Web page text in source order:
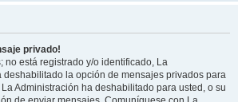
privado!
no está registrado y/o identificado, La
deshabilitado la opción de mensajes privados para
Administración ha deshabilitado para usted, o su